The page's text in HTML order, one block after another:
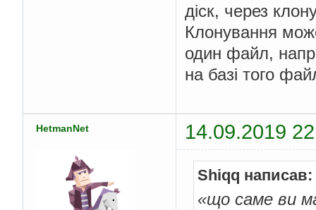
діск, через
Клонування
один файл,
на базі того
HetmanNet 14.09.2019
Shiqq написав:
«що саме ви